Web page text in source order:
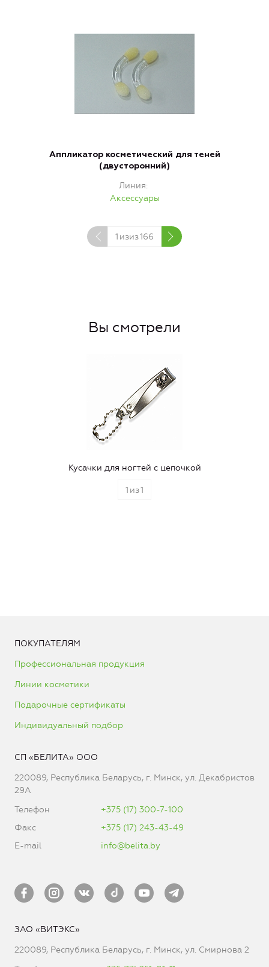
Аппликатор косметический для теней
(двусторонний)
Линия
Аксессуары
1 изиз166
Вы смотрели
Кусачки для ногтей с цепочкой
1 из1
ПОКУПАТЕЛЯМ
Профессиональная продукция
Линии косметики
Подарочные сертификаты
Индивидуальный подбор
СП «БЕЛИТА» ООО
220089, Республика Беларусь, г. Минск, ул. Декабристов
29А
Телефон
+375 (17) 300-7-100
Факс
+375 (17) 243-43-49
E-mail
info@belita.by
ЗАО «ВИТЭКС»
220089, Республика Беларусь, г. Минск, ул. Смирнова 2